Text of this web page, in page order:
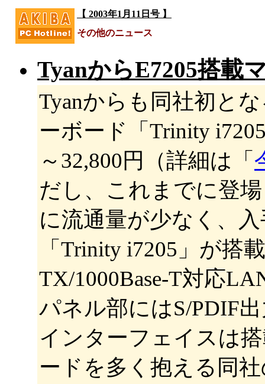
【 2003年1月11日号 】
その他のニュース
TyanからE7205搭載
Tyanからも同社初と
ーボード「Trinity
～32,800円（詳細は「
だし、これまでに登
に流通量が少なく、
「Trinity i7205」が搭
TX/1000Base-T対応
パネル部にはS/PDIF
インターフェイスは
ードを多く抱える同